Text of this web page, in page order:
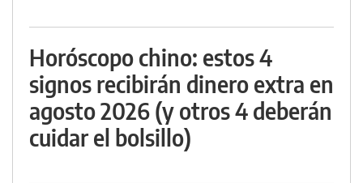
Horóscopo chino: estos 4
signos recibirán dinero extra en
agosto 2026 (y otros 4 deberán
cuidar el bolsillo)